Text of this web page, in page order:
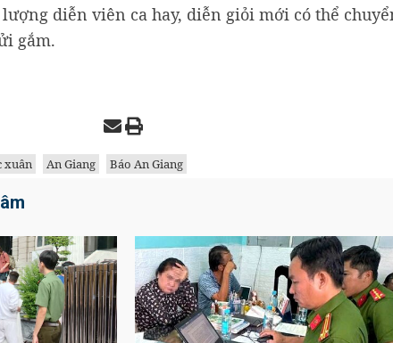
diễn viên ca hay, diễn giỏi mới có thể
gắm.
xuân An Giang Báo An Giang